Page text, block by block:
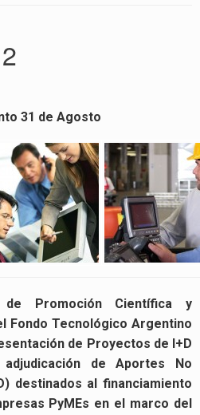
31 de Agosto
de Promoción Científica y
Fondo Tecnológico Argentino
de Proyectos de I+D
de Aportes No
destinados al financiamiento
PyMEs en el marco del